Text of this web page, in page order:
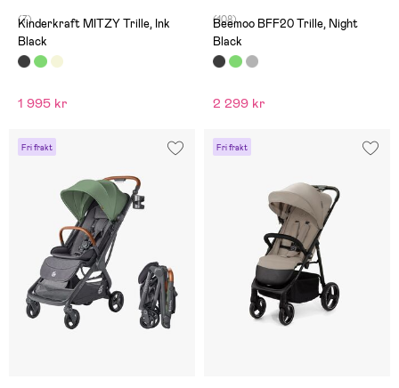
(7)
Kinderkraft MITZY Trille, Ink
Black
1 995 kr
(108)
Beemoo BFF20 Trille, Night
Black
2 299 kr
Fri frakt Fri frakt